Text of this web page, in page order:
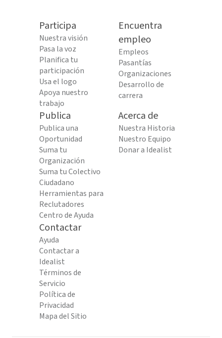
Participa
Nuestra visión
Pasa la voz
Planifica tu
participación
Usa el logo
Apoya nuestro
trabajo
Encuentra
empleo
Empleos
Pasantías
Organizaciones
Desarrollo de
carrera
Publica
Publica una
Oportunidad
Suma tu
Organización
Suma tu Colectivo
Ciudadano
Herramientas para
Reclutadores
Centro de Ayuda
Acerca de
Nuestra Historia
Nuestro Equipo
Donar a Idealist
Contactar
Ayuda
Contactar a
Idealist
Términos de
Servicio
Política de
Privacidad
Mapa del Sitio